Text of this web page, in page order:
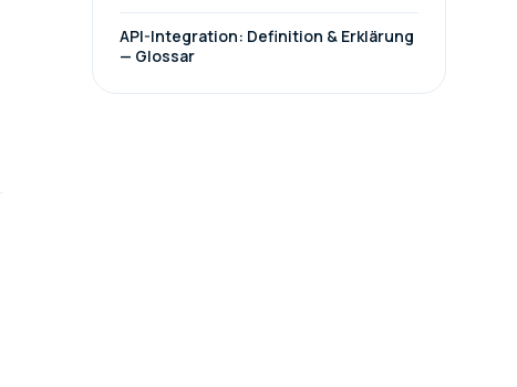
API-Integration: Definition & Erklärung
— Glossar